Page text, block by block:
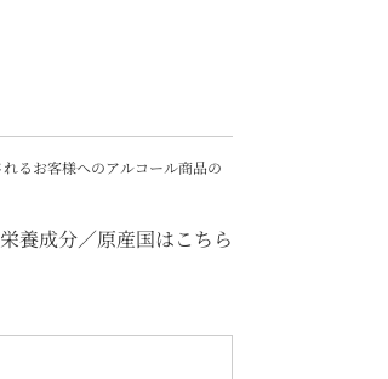
るお客様へのアルコール商品の
栄養成分／原産国はこちら